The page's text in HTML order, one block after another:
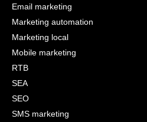
Email marketing
Marketing automation
Marketing local
Mobile marketing
RTB
SEA
SEO
SMS marketing